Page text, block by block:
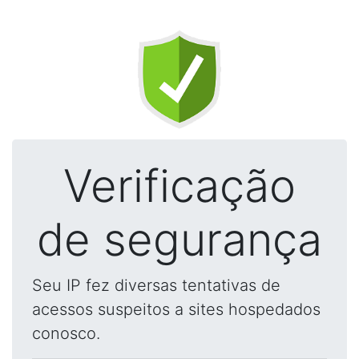
Verificação
de segurança
Seu IP fez diversas tentativas de
acessos suspeitos a sites hospedados
conosco.